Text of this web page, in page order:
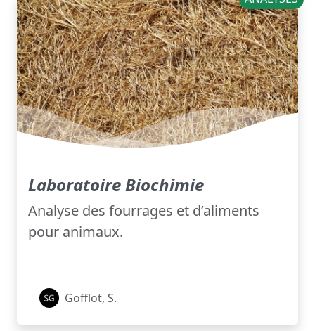
Laboratoire Biochimie
Analyse des fourrages et d’aliments
pour animaux.
Gofflot, S.